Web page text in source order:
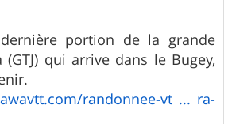
portion de la grande
(GTJ) qui arrive dans le Bugey,
randonnee-vt ... ra-